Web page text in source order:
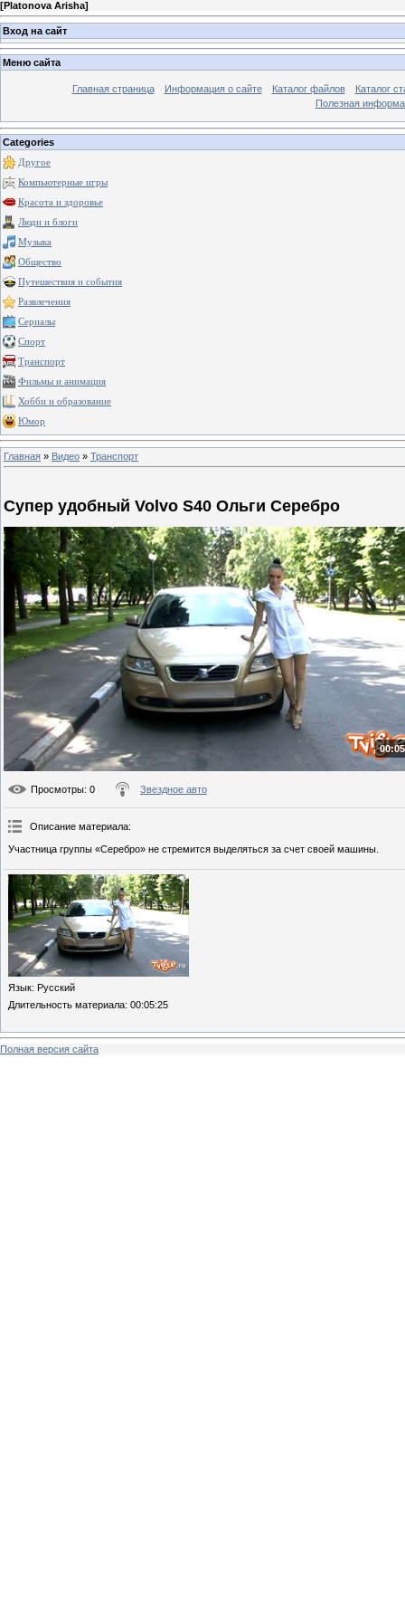
[Platonova Arisha]
Вход на сайт
Меню сайта
Главная страница Информация о сайте Каталог файлов
Каталог
Полезная
Categories
Другое
Компьютерные игры
Красота и здоровье
Люди и блоги
Музыка
Общество
Путешествия и события
Развлечения
Сериалы
Спорт
Транспорт
Фильмы и анимация
Хобби и образование
Юмор
Главная » Видео » Транспорт
Супер удобный Volvo S40 Ольги Серебро
Просмотры: 0 Звездное авто
Описание материала:
Участница группы «Серебро» не стремится выделяться за счет своей машины.
Язык: Русский
Длительность материала: 00:05:25
Полная версия сайта